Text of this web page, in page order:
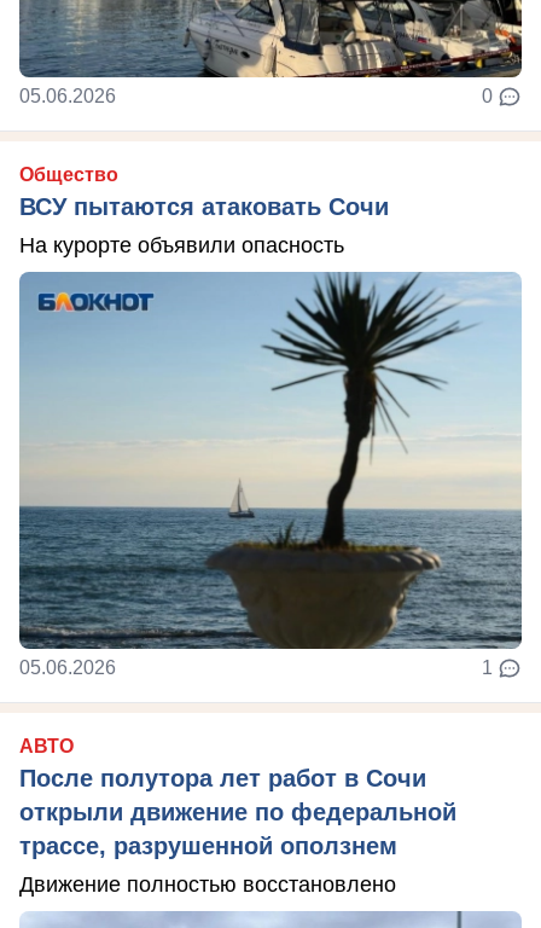
05.06.2026 0
Общество
ВСУ пытаются атаковать Сочи
На курорте объявили опасность
05.06.2026 1
АВТО
После полутора лет работ в Сочи
открыли движение по федеральной
трассе, разрушенной оползнем
Движение полностью восстановлено